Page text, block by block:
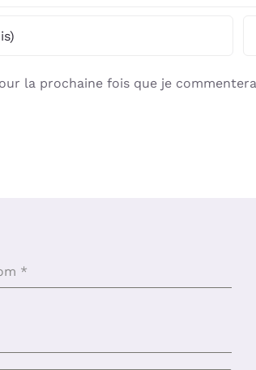
la prochaine fois que je
*